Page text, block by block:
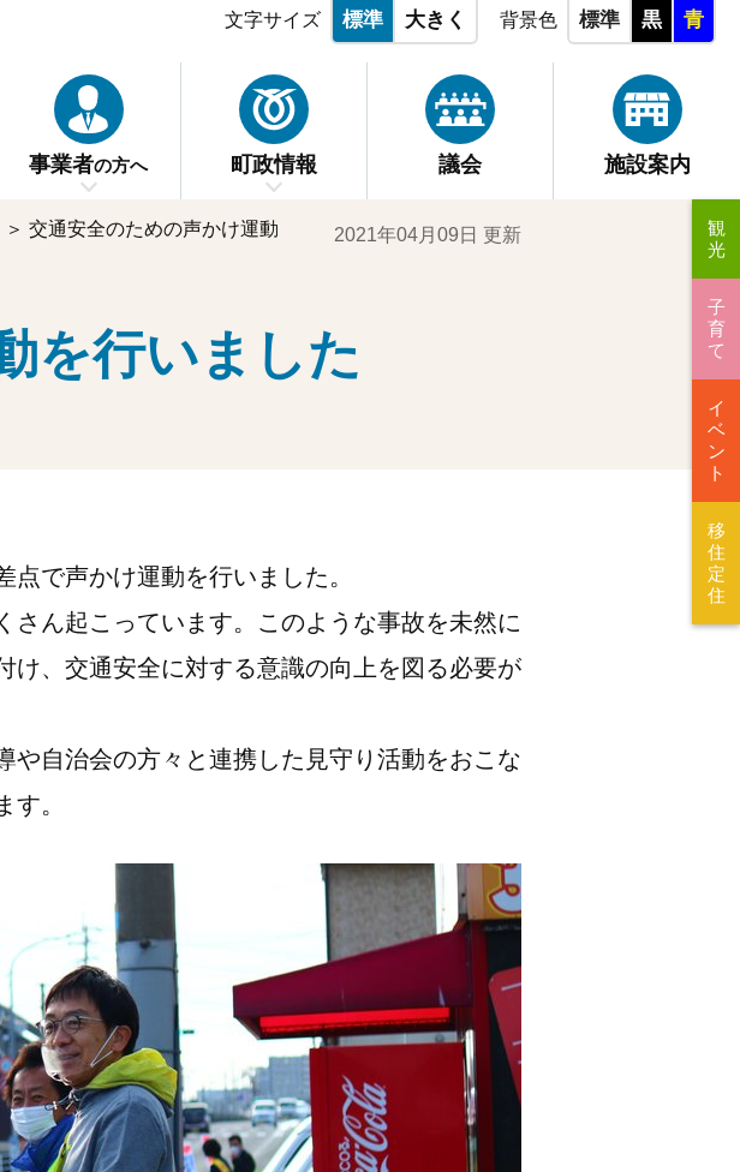
文字サイズ 標準 大きく 背景色 標準 黒 青
事業者の方へ 町政情報 議会 施設案内
＞ 交通安全のための声かけ運動
を行いました
2021年04月09日 更新
で声かけ運動を行いました。
ん起こっています。このような事故を未然に
け、交通安全に対する意識の向上を図る必要が
自治会の方々と連携した見守り活動をおこな
。
観
光
子
育
て
イ
ベ
ン
ト
移
住
定
住